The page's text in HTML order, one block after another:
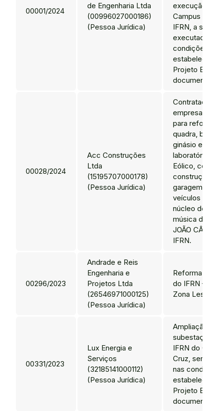
00001/2024
de Engenharia Ltda
(00996027000186)
(Pessoa Jurídica)
execução
Campus
IFRN, a
executados
condições
Projeto
00028/2024
Acc Construções
Ltda
(15195707000178)
(Pessoa Jurídica)
Contratação
empresa de
para
quadra,
ginásio e dos
laboratórios
Eólico, com
construção
garagem
veículos
núcleo de
música do
JOÃO
IFRN.
00296/2023
Andrade e Reis
Engenharia e
Projetos Ltda
(26546971000125)
(Pessoa Jurídica)
Reforma
do IFRN –
Zona Leste
00331/2023
Lux Energia e
Serviços
(32185141000112)
(Pessoa Jurídica)
Ampliação
subestação
IFRN do
Cruz, serem
nas
Projeto